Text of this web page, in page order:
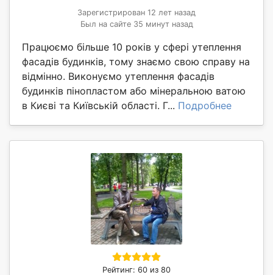
Зарегистрирован 12 лет назад
Был на сайте 35 минут назад
Працюємо більше 10 років у сфері утеплення
фасадів будинків, тому знаємо свою справу на
відмінно. Виконуємо утеплення фасадів
будинків пінопластом або мінеральною ватою
в Києві та Київській області. Г... Подробнее
Рейтинг: 60 из 80